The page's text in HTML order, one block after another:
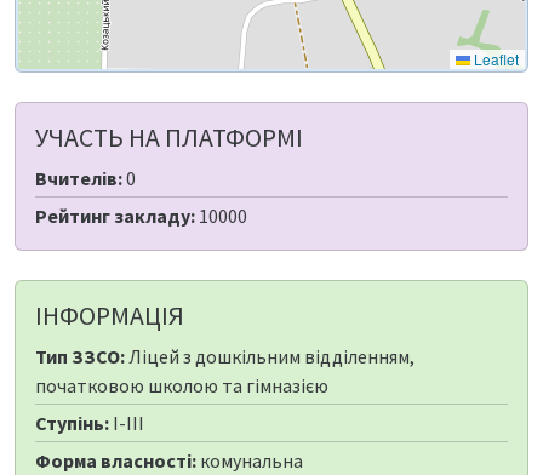
Leaflet
УЧАСТЬ НА ПЛАТФОРМІ
Вчителів:0
Рейтинг закладу: 10000
ІНФОРМАЦІЯ
Тип ЗЗСО:Ліцей з дошкільним відділенням,
початковою школою та гімназією
Ступінь: I-III
Форма власності: комунальна